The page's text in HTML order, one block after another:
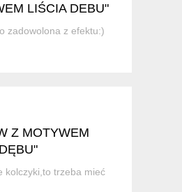
LIŚCIA DEBU"
zadowolona z efektu:)
Z MOTYWEM
kolczyki,to trzeba mieć